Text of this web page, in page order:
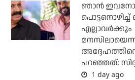
ഞാന്‍ ഇവനോട്
പൊട്ടനൊഴിച്ച്
എല്ലാവര്‍ക്കും
പറഞ്ഞത്:
1 day ago